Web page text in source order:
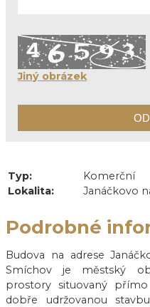
Jiný obrázek
Typ:
Komerční
Lokalita:
Janáčkovo
Podrobné
Budova na adrese
Smíchov je městský
prostory situovaný
dobře udržovanou